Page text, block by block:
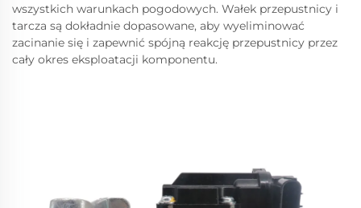
wszystkich warunkach pogodowych. Wałek przepustnicy i
tarcza są dokładnie dopasowane, aby wyeliminować
zacinanie się i zapewnić spójną reakcję przepustnicy przez
cały okres eksploatacji komponentu.